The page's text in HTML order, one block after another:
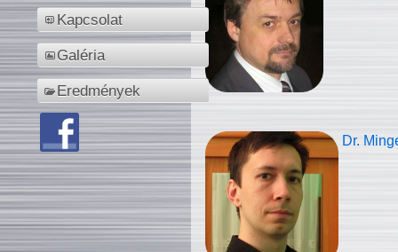
Kapcsolat
Galéria
Eredmények
Dr.